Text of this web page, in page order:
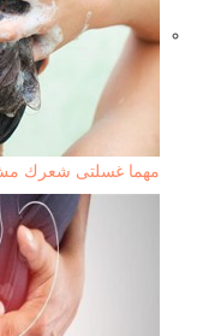
مهما غسلتى شعرك مش